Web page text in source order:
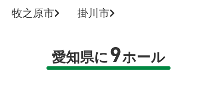
牧之原市
掛川市
愛知県に9ホール